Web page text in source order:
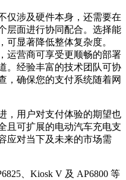
仅涉及硬件本身，还需要在
层面进行协同配合。选择能
可显著降低整体复杂度。
运营商可享受更顺畅的部署
。经验丰富的技术团队可协
，确保您的支付系统随着网
，用户对支付体验的期望也
且可扩展的电动汽车充电支
应对当下及未来的市场需
、Kiosk V 及 AP6800 等